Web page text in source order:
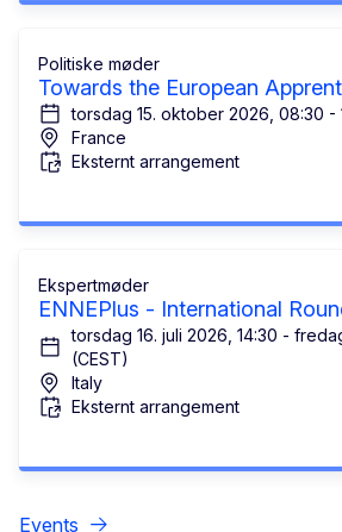
Politiske møder
Towards the European
torsdag 15. oktober 2026, 08:30 -
France
Eksternt arrangement
Ekspertmøder
ENNEPlus - International
torsdag 16. juli 2026, 14:30 -
(CEST)
Italy
Eksternt arrangement
Events